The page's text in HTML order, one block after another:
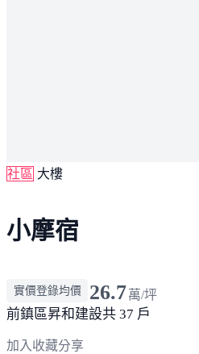
社區 大樓
小摩宿
實價登錄均價 26.7萬/坪
前鎮區昇和建設共 37 戶
加入收藏分享